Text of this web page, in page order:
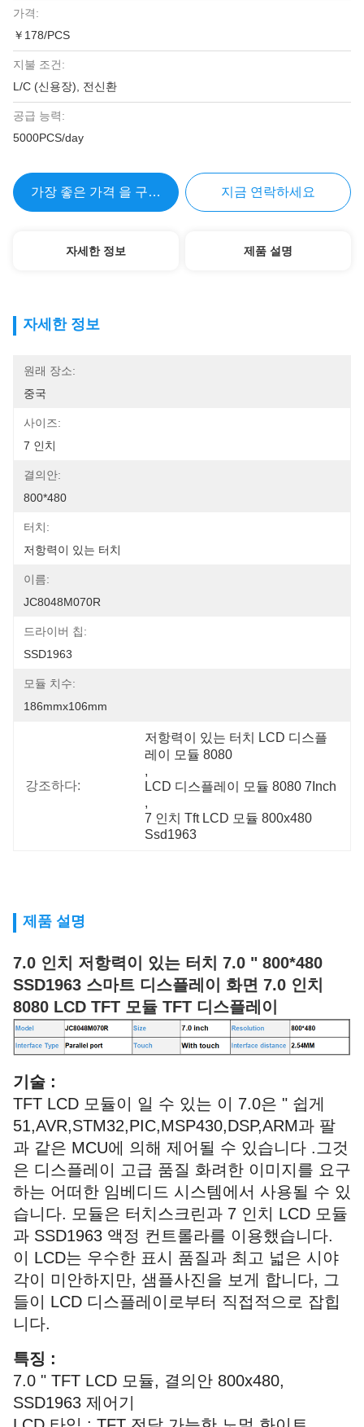
가격:
￥178/PCS
지불 조건:
L/C (신용장), 전신환
공급 능력:
5000PCS/day
가장 좋은 가격 을 구하라 지금 연락하세요
자세한 정보 제품 설명
자세한 정보
원래 장소:
중국
사이즈:
7 인치
결의안:
800*480
터치:
저항력이 있는 터치
이름:
JC8048M070R
드라이버 칩:
SSD1963
모듈 치수:
186mmx106mm
강조하다:
저항력이 있는 터치 LCD 디스플
레이 모듈 8080
,
LCD 디스플레이 모듈 8080 7Inch
,
7 인치 Tft LCD 모듈 800x480
Ssd1963
제품 설명
7.0 인치 저항력이 있는 터치 7.0 " 800*480
SSD1963 스마트 디스플레이 화면 7.0 인치
8080 LCD TFT 모듈 TFT 디스플레이
기술 :
TFT LCD 모듈이 일 수 있는 이 7.0은 " 쉽게
51,AVR,STM32,PIC,MSP430,DSP,ARM과 팔
과 같은 MCU에 의해 제어될 수 있습니다 .그것
은 디스플레이 고급 품질 화려한 이미지를 요구
하는 어떠한 임베디드 시스템에서 사용될 수 있
습니다. 모듈은 터치스크린과 7 인치 LCD 모듈
과 SSD1963 액정 컨트롤라를 이용했습니다.
이 LCD는 우수한 표시 품질과 최고 넓은 시야
각이 미안하지만, 샘플사진을 보게 합니다, 그
들이 LCD 디스플레이로부터 직접적으로 잡힙
니다.
특징 :
7.0 " TFT LCD 모듈, 결의안 800x480,
SSD1963 제어기